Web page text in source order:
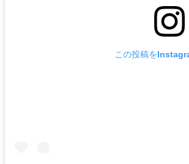
この投稿を